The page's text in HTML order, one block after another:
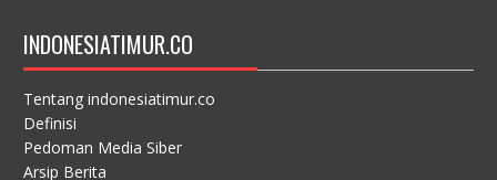
INDONESIATIMUR.CO
Tentang indonesiatimur.co
Definisi
Pedoman Media Siber
Arsip Berita